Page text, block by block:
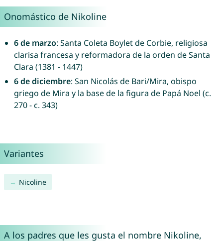
Onomástico de Nikoline
6 de marzo: Santa Coleta Boylet de Corbie, religiosa
clarisa francesa y reformadora de la orden de Santa
Clara (1381 - 1447)
6 de diciembre: San Nicolás de Bari/Mira, obispo
griego de Mira y la base de la figura de Papá Noel (c.
270 - c. 343)
Variantes
Nicoline
A los padres que les gusta el nombre Nikoline,